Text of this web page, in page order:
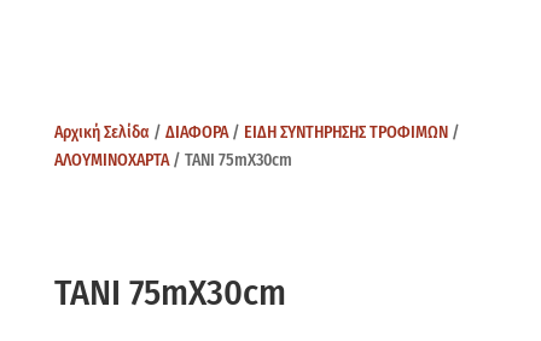
Αρχική Σελίδα / ΔΙΑΦΟΡΑ/ ΕΙΔΗ ΣΥΝΤΗΡΗΣΗΣ ΤΡΟΦΙΜΩΝ/
ΑΛΟΥΜΙΝΟΧΑΡΤΑ/ ΤΑΝΙ 75mX30cm
ΤΑΝΙ 75mX30cm